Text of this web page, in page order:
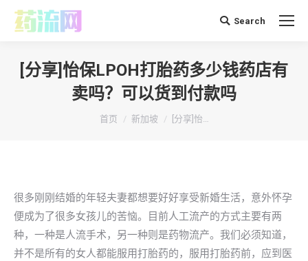
搜 Search
[分享]怡保LPOH打胎药多少钱药店有
卖吗？可以货到付款吗
你在这里：
首页 新加坡 [分享]怡…
很多刚刚结婚的年轻夫妻都想要好好享受新婚生活，意外怀孕
便成为了很多女孩儿的苦恼。目前人工流产的方式主要有两
种，一种是人流手术，另一种则是药物流产。我们必须知道，
并不是所有的女人都能服用打胎药的，服用打胎药前，应到医